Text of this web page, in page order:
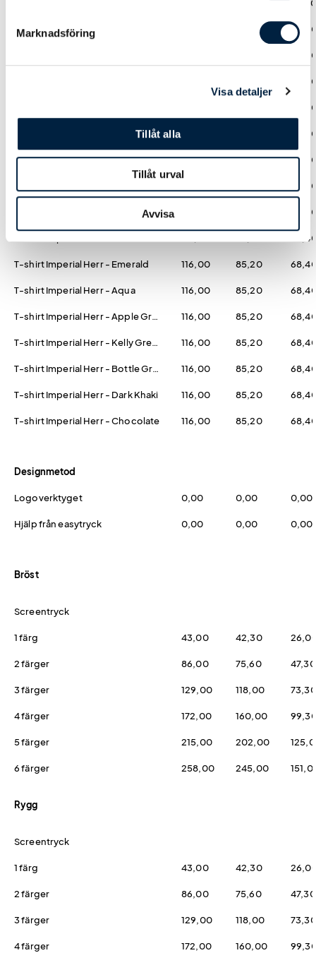
Marknadsföring
Visa detaljer
Tillåt alla
Tillåt urval
Avvisa
57,00
85,20
T-shirt Imperial Herr - Orchid Pink
T-shirt Imperial Herr - Dark Purple 116,00 85,20
T-shirt Imperial Herr - Royal Blue
T-shirt Imperial Herr - Emerald 116,00 85,20
T-shirt Imperial Herr - Aqua 116,00 85,20
T-shirt Imperial Herr - Apple Green 116,00 85,20
T-shirt Imperial Herr - Kelly Green 116,00 85,20
T-shirt Imperial Herr - Bottle Green 116,00 85,20
T-shirt Imperial Herr - Dark Khaki 116,00 85,20
T-shirt Imperial Herr - Chocolate 116,00 85,20
Designmetod
Logoverktyget 0,00 0,00 0,00
Hjälp från easytryck 0,00 0,00 0,00
Bröst
Screentryck
1 färg 43,00 42,30
2 färger 86,00 75,60 47,30
3 färger 129,00 118,00 73,30
4 färger 172,00 160,00
5 färger 215,00 202,00
6 färger 258,00 245,00
Rygg
Screentryck
1 färg 43,00 42,30
2 färger 86,00 75,60 47,30
3 färger 129,00 118,00 73,30
4 färger 172,00 160,00